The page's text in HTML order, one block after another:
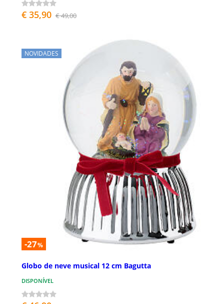
€ 35,90 € 49,00
NOVIDADES
-27%
Globo de neve musical 12 cm Bagutta
DISPONÍVEL